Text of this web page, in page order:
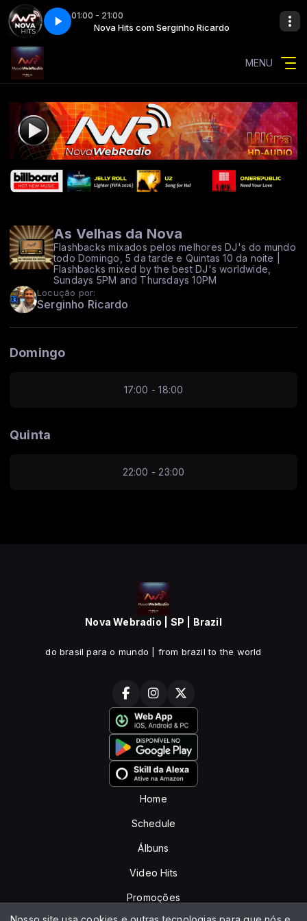
01:00 - 21:00
Ricardo Nova Hits com Serginho Ricardo
stop keith urban - i just wanna stop
MENU
As Velhas da Nova
Flashbacks mixados pelos melhores DJ's do mundo
todo Domingo, 5 da tarde e Quintas 10 da noite |
Flashbacks mixed by the best DJ's worldwide,
Sundays 5PM and Thursdays 10PM
Locução por:
Serginho Ricardo
Domingo
17:00 - 18:00
Quinta
22:00 - 23:00
Nova Webradio | SP | Brazil
do brasil para o mundo | from brazil to the world
Home
Schedule
Álbuns
Video Hits
Promoções